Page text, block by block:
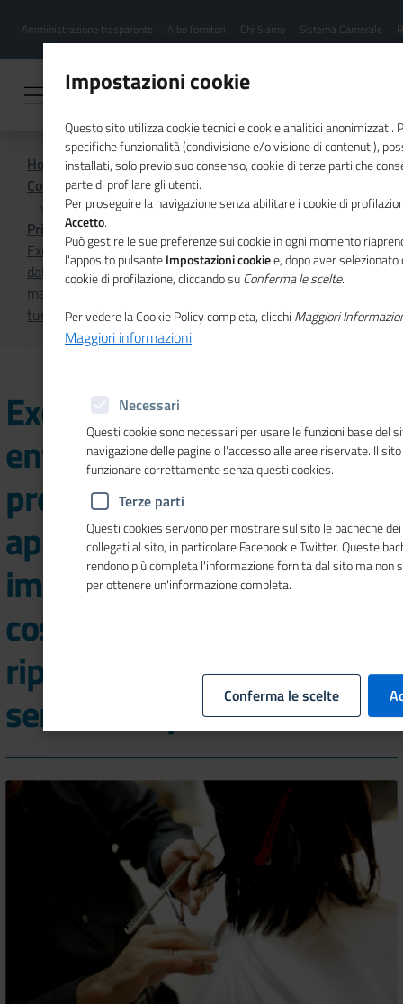
contenuto
Menu
hamburgher
Amministrazione trasparente Albo fornitori Chi Siamo Sistema Camerale
Home
Comunicazione istituzionale per il sistema camerale
Primo Piano
Excelsior, circa 368mila le entrate di personale previste
dalle imprese ad aprile. Segni negativi per imprese
manifatturiere e costruzioni, aspettative di ripresa per
turismo e servizi alle persone
Excelsior, circa 368mila le
entrate di personale
previste dalle imprese ad
aprile. Segni negativi per
imprese manifatturiere e
costruzioni, aspettative di
ripresa per turismo e
servizi alle persone
Impostazioni cookie
Questo sito utilizza cookie tecnici e cookie analitici anonimizzati.
specifiche funzionalità (condivisione e/o visione di contenuti),
installati, solo previo suo consenso, cookie di terze parti che
parte di profilare gli utenti.
Per proseguire la navigazione senza abilitare i cookie di
Accetto.
Può gestire le sue preferenze sui cookie in ogni momento
l'apposito pulsanteImpostazioni cookiee, dopo aver
cookie di profilazione, cliccando suConferma le scelte.
Per vedere la Cookie Policy completa, clicchi Maggiori
Maggiori informazioni
Necessari
Questi cookie sono necessari per usare le funzioni base del
navigazione delle pagine o l'accesso alle aree riservate. Il
funzionare correttamente senza questi cookies.
Terze parti
Questi cookies servono per mostrare sul sito le bacheche
collegati al sito, in particolare Facebook e Twitter. Queste
rendono più completa l'informazione fornita dal sito ma non
per ottenere un'informazione completa.
Conferma le scelte